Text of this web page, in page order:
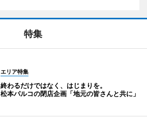
特集
エリア特集
終わるだけではなく、はじまりを。
松本パルコの閉店企画「地元の皆さんと共に」